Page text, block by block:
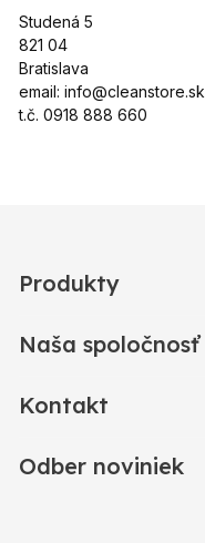
Studená 5
821 04
Bratislava
email:info@cleanstore.sk
t.č. 0918 888 660
Produkty
Naša spoločnosť
Kontakt
Odber noviniek